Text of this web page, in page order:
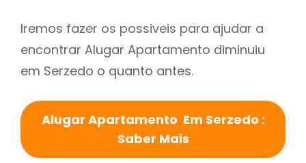
Iremos fazer os possiveis para ajudar a
encontrar Alugar Apartamento diminuiu
em Serzedo o quanto antes.
Alugar Apartamento Em Serzedo :
Saber Mais